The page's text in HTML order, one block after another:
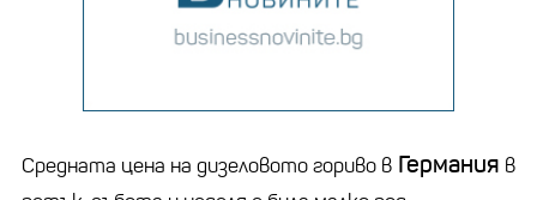
Средната цена на дизеловото гориво в Германия в